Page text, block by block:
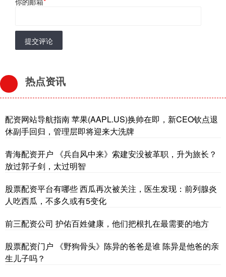
提交评论
热点资讯
配资网站导航指南 苹果(AAPL.US)换帅在即，新CEO钦点退
休副手回归，管理层即将迎来大洗牌
青海配资开户 《兵自风中来》索建安没被革职，升为旅长？
放过郭子剑，太过明智
股票配资平台有哪些 西瓜再次被关注，医生发现：前列腺炎
人吃西瓜，不多久或有5变化
前三配资公司 护佑百姓健康，他们把根扎在最需要的地方
股票配资门户 《野狗骨头》陈异的爸爸是谁 陈异是他爸的亲
生儿子吗？